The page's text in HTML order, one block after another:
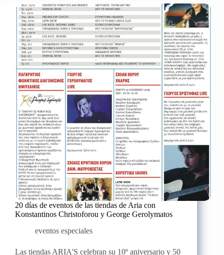
y
muchos
otros
artistas
estuvieron
en
Creta
para
rodajes
de
televisión
20 días de eventos de las tiendas de Aria con
Konstantinos Christoforou y George Gerolymatos
eventos especiales
Las tiendas ARIA'S celebran su 10º aniversario y 50